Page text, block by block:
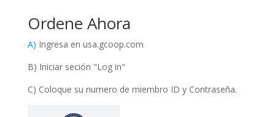
Ordene Ahora
A) Ingresa en usa.gcoop.com
B) Iniciar seción "Log in"
C) Coloque su numero de miembro ID y Contraseña.